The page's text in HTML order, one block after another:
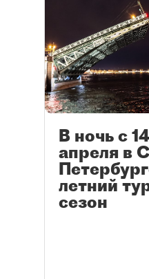
В ночь с
апреля в
летний
сезон